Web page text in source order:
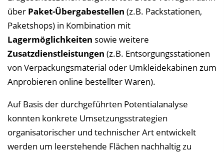
über Paket-Übergabestellen (z.B. Packstationen,
Paketshops) in Kombination mit
Lagermöglichkeiten sowie weitere
Zusatzdienstleistungen (z.B. Entsorgungsstationen
von Verpackungsmaterial oder Umkleidekabinen zum
Anprobieren online bestellter Waren).
Auf Basis der durchgeführten Potentialanalyse
konnten konkrete Umsetzungsstrategien
organisatorischer und technischer Art entwickelt
werden um leerstehende Flächen nachhaltig zu